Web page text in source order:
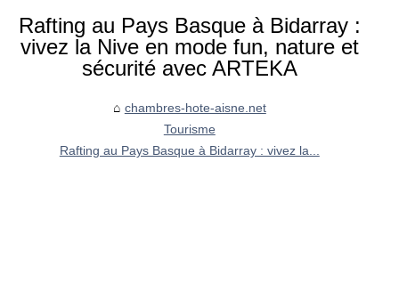
Rafting au Pays Basque à Bidarray :
vivez la Nive en mode fun, nature et
sécurité avec ARTEKA
chambres-hote-aisne.net
Tourisme
Rafting au Pays Basque à Bidarray : vivez la...